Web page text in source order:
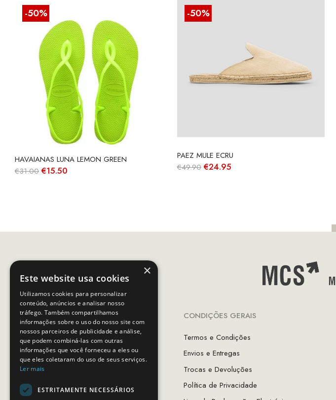
-50%
HAVAIANAS LUNA LEMON GREEN
€31.00 O
€15.50
-50%
PAEZ MULE ECRU
€49.90 O
€24.95
INFORMAÇÕES
A Minha Conta
Favoritos
As Lojas MCS
Sobre Nós
CONDIÇÕES GERAIS
Termos e Condições
Envios e Entregas
Trocas e Devoluções
Política de Privacidade
×
Este website usa cookies
Utilizamos cookies para personalizar
conteúdo, anúncios e analisar nosso
tráfego. Também compartilhamos
informações sobre o uso do nosso site com
nossos parceiros de publicidade e análise,
que podem combiná-las com outras
informações que você forneceu a eles ou
que eles coletaram do uso de seus serviços.
Ler mais
ESTRITAMENTE NECESSÁRIOS